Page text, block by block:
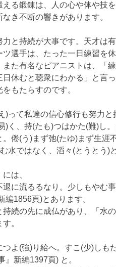
える鍛錬は、人の心や体や技
なき不断の響きがあります。
と持続が大事です。天才は
ツ選手は、たった一日練習を
また有名なピアニストは、「
日休むと聴衆にわかる」と言
もたらすのです。
)って私達の信心修行も努力と
)く、持(たも)つはかた(難)し
。倦(う)まず弛(たゆ)まず生涯
水ではなく、滔々(とうとう)
は、
退に流るるなり。少しもやむ
編1856頁)とあります。
持続の先に成仏があり、「水
。
つよ(強)り給へ。すこ(少)しも
』新編1397頁) と。